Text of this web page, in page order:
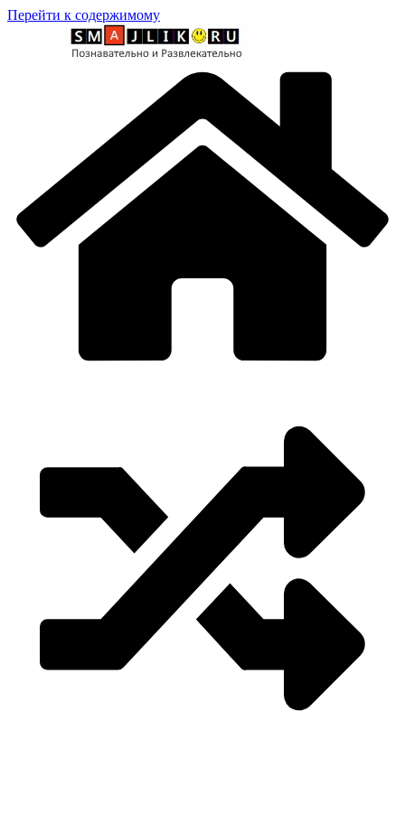
Перейти к содержимому